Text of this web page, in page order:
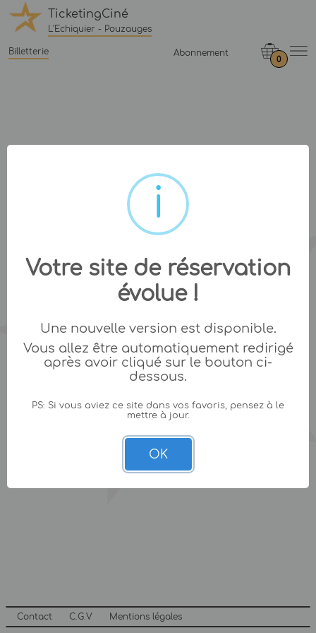
TicketingCiné
L'Echiquier - Pouzauges
Billetterie Abonnement
0
Contact C.G.V Mentions légales
Votre site de réservation
évolue !
Une nouvelle version est disponible.
Vous allez être automatiquement redirigé
après avoir cliqué sur le bouton ci-
dessous.
PS: Si vous aviez ce site dans vos favoris, pensez à le
mettre à jour.
OK